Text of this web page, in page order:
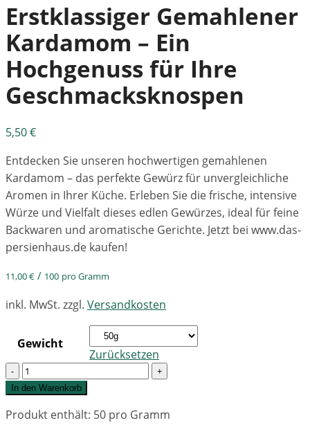
Erstklassiger Gemahlener
Kardamom – Ein
Hochgenuss für Ihre
Geschmacksknospen
5,50€
Entdecken Sie unseren hochwertigen gemahlenen
Kardamom – das perfekte Gewürz für unvergleichliche
Aromen in Ihrer Küche. Erleben Sie die frische, intensive
Würze und Vielfalt dieses edlen Gewürzes, ideal für feine
Backwaren und aromatische Gerichte. Jetzt bei www.das-
persienhaus.de kaufen!
11,00€ / 100 pro Gramm
inkl. MwSt. zzgl. Versandkosten
Gewicht
Zurücksetzen
Quantity
In den Warenkorb
Produkt enthält: 50 pro Gramm